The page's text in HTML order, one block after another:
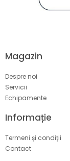
Magazin
Despre noi
Servicii
Echipamente
Informație
Termeni și condiții
Contact